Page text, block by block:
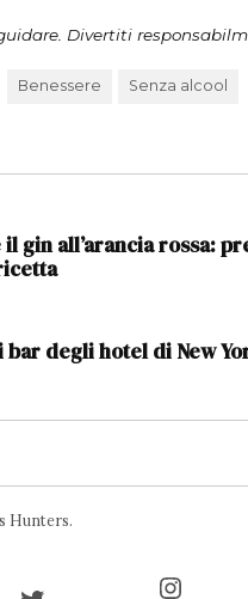
Divertiti
Benessere Senza alcool
il gin all’arancia rossa:
degli hotel di New
Hunters.